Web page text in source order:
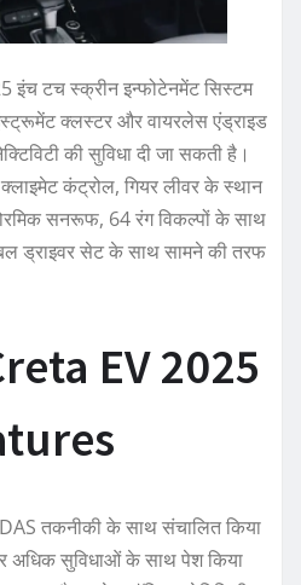
इंच टच स्क्रीन इन्फोटेनमेंट सिस्टम
क्लस्टर और वायरलेस एंड्राइड
की सुविधा दी जा सकती है।
कंट्रोल, गियर लीवर के स्थान
सनरूफ, 64 रंग विकल्पों के साथ
ड्राइवर सेट के साथ सामने की तरफ
EV 2025
तकनीकी के साथ संचालित किया
अधिक सुविधाओं के साथ पेश किया